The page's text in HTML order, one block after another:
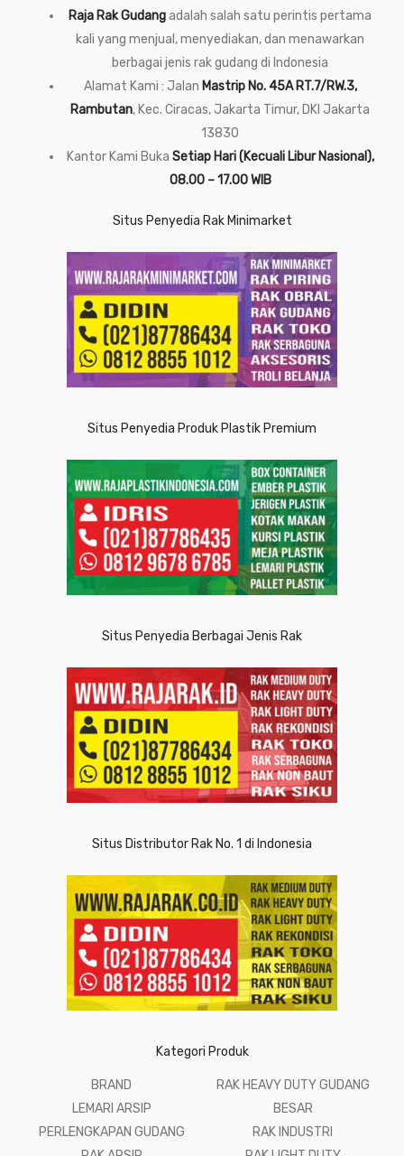
Raja Rak Gudangadalah salah satu perintis pertama
kali yang menjual, menyediakan, dan menawarkan
berbagai jenis rak gudang di Indonesia
Alamat Kami : Jalan Mastrip No. 45A RT.7/RW.3,
Rambutan, Kec. Ciracas, Jakarta Timur, DKI Jakarta
13830
Kantor Kami Buka Setiap Hari (Kecuali Libur Nasional),
08.00 – 17.00 WIB
Situs Penyedia Rak Minimarket
Situs Penyedia Produk Plastik Premium
Situs Penyedia Berbagai Jenis Rak
Situs Distributor Rak No. 1 di Indonesia
Kategori Produk
BRAND
LEMARI ARSIP
PERLENGKAPAN GUDANG
RAK HEAVY DUTY GUDANG
BESAR
RAK INDUSTRI